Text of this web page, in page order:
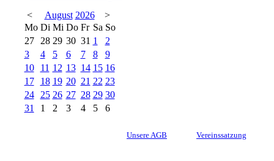
<
August 2026
>
Mo Di Mi Do Fr Sa So
27
28 29 30 31 1
2
3
4 5 6 7 8
9
10
11 12 13 14 15 16
17
18 19 20 21 22 23
24
25 26 27 28 29 30
31
1 2 3 4 5 6
Unsere AGB Vereinssatzung